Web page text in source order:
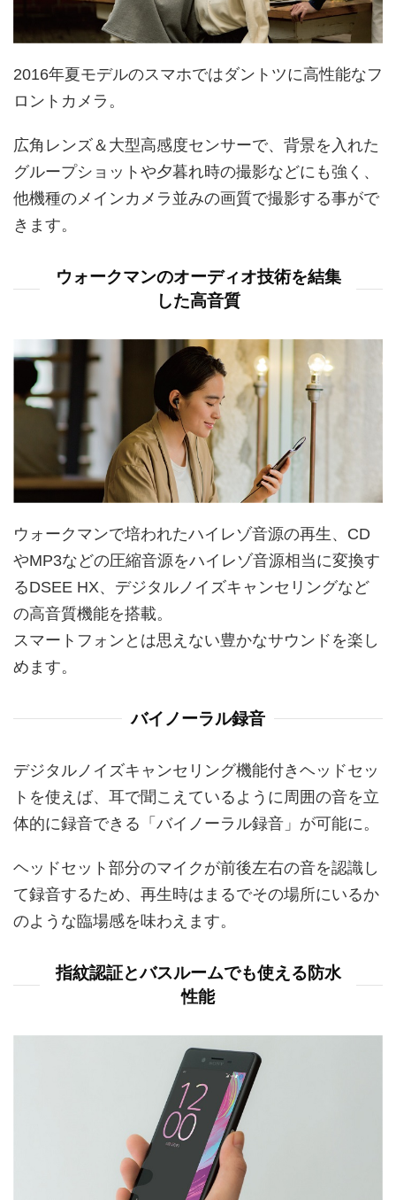
2016年夏モデルのスマホではダントツに高性能なフ
ロントカメラ。
広角レンズ＆大型高感度センサーで、背景を入れた
グループショットや夕暮れ時の撮影などにも強く、
他機種のメインカメラ並みの画質で撮影する事がで
きます。
ウォークマンのオーディオ技術を結集
した高音質
ウォークマンで培われたハイレゾ音源の再生、CD
やMP3などの圧縮音源をハイレゾ音源相当に変換す
るDSEE HX、デジタルノイズキャンセリングなど
の高音質機能を搭載。
スマートフォンとは思えない豊かなサウンドを楽し
めます。
バイノーラル録音
デジタルノイズキャンセリング機能付きヘッドセッ
トを使えば、耳で聞こえているように周囲の音を立
体的に録音できる「バイノーラル録音」が可能に。
ヘッドセット部分のマイクが前後左右の音を認識し
て録音するため、再生時はまるでその場所にいるか
のような臨場感を味わえます。
指紋認証とバスルームでも使える防水
性能